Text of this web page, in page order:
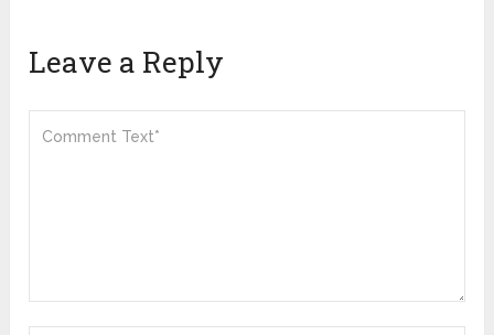
Leave a Reply